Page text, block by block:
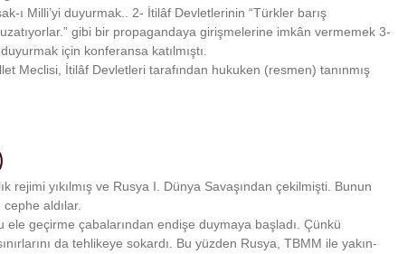
ı Milli’yi duyurmak.. 2- İtilâf Devletlerinin “Türkler barış
gibi bir propagandaya girişmelerine imkân vermemek 3-
için konfe­ransa katılmıştı.
Mec­lisi, İtilâf Devletleri tarafından hukuken (resmen) tanınmış
rejimi yıkılmış ve Rusya I. Dünya Sa­vaşından çekilmişti. Bunun
cephe aldılar.
ele geçirme çabalarından endişe duymaya başladı. Çünkü
da tehlikeye so­kardı. Bu yüzden Rusya, TBMM ile yakın­